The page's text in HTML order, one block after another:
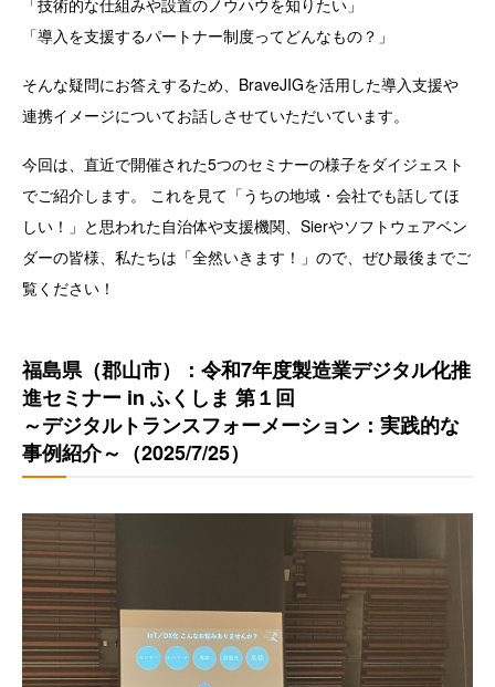
「導入を支援するパートナー制度ってどんなもの？」
そんな疑問にお答えするため、BraveJIGを活用した導入支援や
連携イメージについてお話しさせていただいています。
今回は、直近で開催された5つのセミナーの様子をダイジェスト
でご紹介します。 これを見て「うちの地域・会社でも話してほ
しい！」と思われた自治体や支援機関、Sierやソフトウェアベン
ダーの皆様、私たちは「全然いきます！」ので、ぜひ最後までご
覧ください！
福島県（郡山市）：令和7年度製造業デジタル化推
進セミナー in ふくしま 第１回
～デジタルトランスフォーメーション：実践的な
事例紹介～（2025/7/25）